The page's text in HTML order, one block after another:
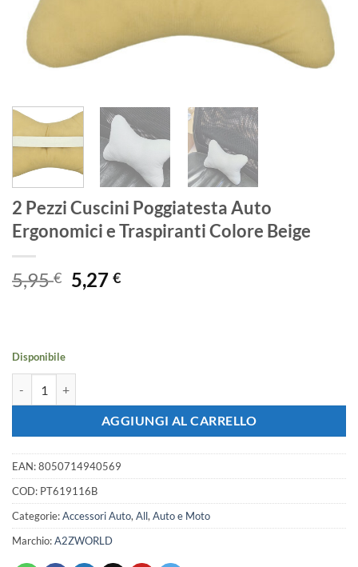
2 Pezzi Cuscini Poggiatesta Auto
Ergonomici e Traspiranti Colore Beige
5,95€ Il
prezzo
5,27€Il
Disponibile
AGGIUNGI AL CARRELLO
EAN:8050714940569
COD: PT619116B
Categorie:Accessori Auto, All, Auto e Moto
Marchio:A2ZWORLD